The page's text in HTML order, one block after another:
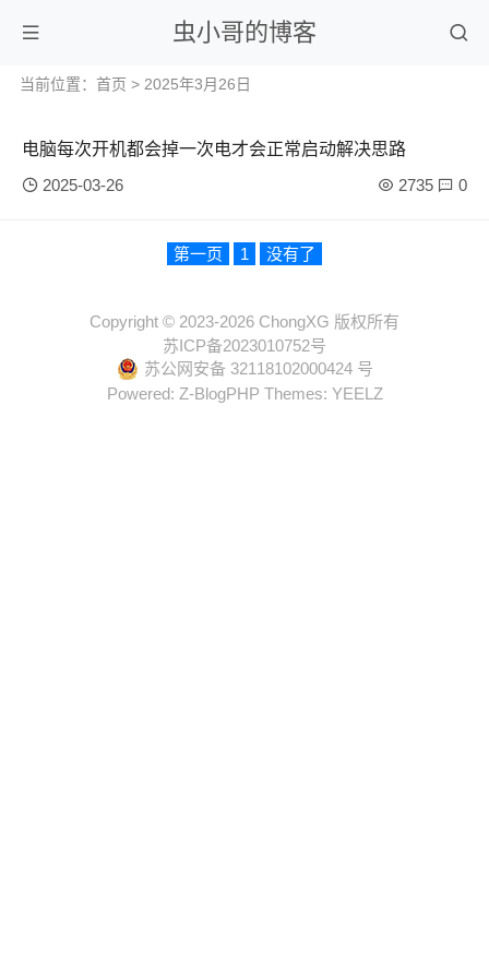
虫小哥的博客
当前位置： 首页 > 2025年3月26日
电脑每次开机都会掉一次电才会正常启动解决思路
2025-03-26
2735 0
第一页 1 没有了
Copyright © 2023-2026 ChongXG 版权所有
苏ICP备2023010752号
苏公网安备 32118102000424 号
Powered: Z-BlogPHP Themes: YEELZ